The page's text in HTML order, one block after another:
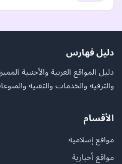
دليل فهارس
دليل المواقع العربية والأجنبية
والترفيه والخدمات والتقنية
الأقسام
مواقع إسلامية
مواقع أخبارية